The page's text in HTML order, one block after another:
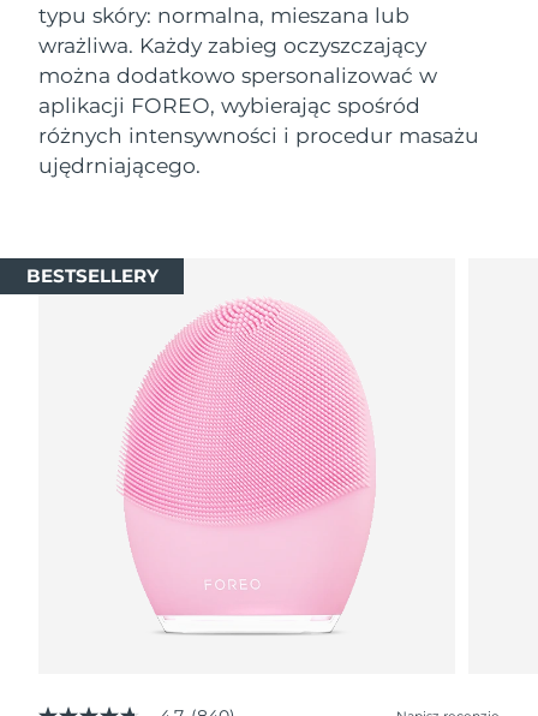
typu skóry: normalna, mieszana lub
wrażliwa. Każdy zabieg oczyszczający
można dodatkowo spersonalizować w
aplikacji FOREO, wybierając spośród
różnych intensywności i procedur masażu
ujędrniającego.
BESTSELLERY